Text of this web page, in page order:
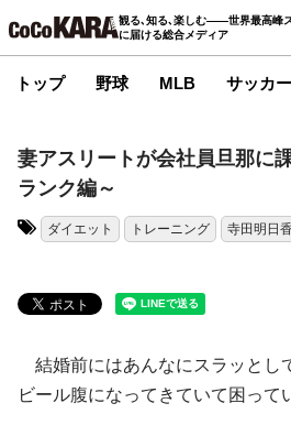
観る､知る､楽しむ――世界最高峰
に届ける総合メディア
トップ 野球 MLB サッカー
妻アスリートが会社員旦那に
ランク編～
ダイエット トレーニング 寺田明日
結婚前にはあんなにスラッとし
ビール腹になってきていて困って